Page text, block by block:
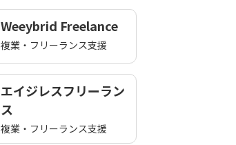
Weeybrid Freelance
複業・フリーランス支援
エイジレスフリーラン
ス
複業・フリーランス支援